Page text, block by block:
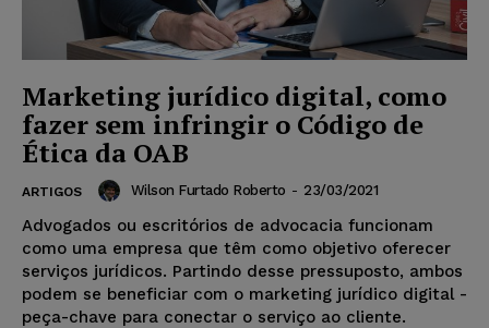
Marketing jurídico digital, como
fazer sem infringir o Código de
Ética da OAB
ARTIGOS Wilson Furtado Roberto - 23/03/2021
Advogados ou escritórios de advocacia funcionam
como uma empresa que têm como objetivo oferecer
serviços jurídicos. Partindo desse pressuposto, ambos
podem se beneficiar com o marketing jurídico digital -
peça-chave para conectar o serviço ao cliente.